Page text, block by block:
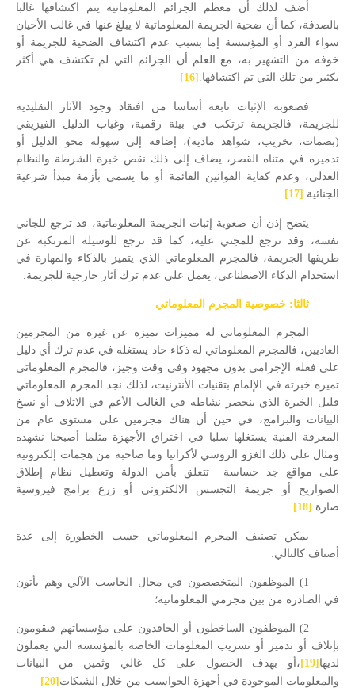
أضف لذلك أن معظم الجرائم المعلوماتية يتم اكتشافها غالبا
بالصدفة، كما أن ضحية الجريمة المعلوماتية لا يبلغ عنها في غالب الأحيان
سواء الفرد أو المؤسسة إما بسبب عدم اكتشاف الضحية للجريمة أو
خوفه من التشهير به، مع العلم أن الجرائم التي لم تكتشف هي أكثر
بكثير من تلك التي تم اكتشافها. [16]
فصعوبة الإثبات نابعة أساسا من افتقاد وجود الآثار التقليدية
للجريمة، فالجريمة ترتكب في بيئة رقمية، وغياب الدليل الفيزيقي
(بصمات، تخريب، شواهد مادية)، إضافة إلى سهولة محو الدليل أو
تدميره في متناه القصر، يضاف إلى ذلك نقص خبرة الشرطة والنظام
العدلي، وعدم كفاية القوانين القائمة أو ما يسمى بأزمة مبدأ شرعية
الجنائية. [17]
يتضح إذن أن صعوبة إثبات الجريمة المعلوماتية، قد ترجع للجاني
نفسه، وقد ترجع للمجني عليه، كما قد ترجع للوسيلة المرتكبة عن
طريقها الجريمة، فالمجرم المعلوماتي الذي يتميز بالذكاء والمهارة في
استخدام الذكاء الاصطناعي، يعمل على عدم ترك آثار خارجية للجريمة.
ثالثا: خصوصية المجرم المعلوماتي
المجرم المعلوماتي له مميزات تميزه عن غيره من المجرمين
العاديين، فالمجرم المعلوماتي له ذكاء حاد يستغله في عدم ترك أي دليل
على فعله الإجرامي بدون مجهود وفي وقت وجيز، فالمجرم المعلوماتي
تميزه خبرته في الإلمام بتقنيات الأنترنيت، لذلك نجد المجرم المعلوماتي
قليل الخبرة الذي ينحصر نشاطه في الغالب الأعم في الاتلاف أو نسخ
البيانات والبرامج، في حين أن هناك مجرمين على مستوى عام من
المعرفة الفنية يستغلها سلبا في اختراق الأجهزة مثلما أصبحنا نشهده
ومثال على ذلك الغزو الروسي لأكرانيا وما صاحبه من هجمات إلكترونية
على مواقع جد حساسة
تتعلق بأمن الدولة وتعطيل نظام إطلاق
الصواريخ أو جريمة التجسس الالكتروني أو زرع برامج فيروسية
ضارة. [18]
يمكن تصنيف المجرم المعلوماتي حسب الخطورة إلى عدة
أصناف كالتالي:
1) الموظفون المتخصصون في مجال الحاسب الآلي وهم يأتون
في الصادرة من بين مجرمي المعلوماتية؛
2) الموظفون الساخطون أو الحاقدون على مؤسساتهم فيقومون
بإتلاف أو تدمير أو تسريب المعلومات الخاصة بالمؤسسة التي يعملون
لديها [19] ،أو بهدف الحصول على كل غالي وثمين من البيانات
والمعلومات الموجودة في أجهزة الحواسيب من خلال الشبكات [20]